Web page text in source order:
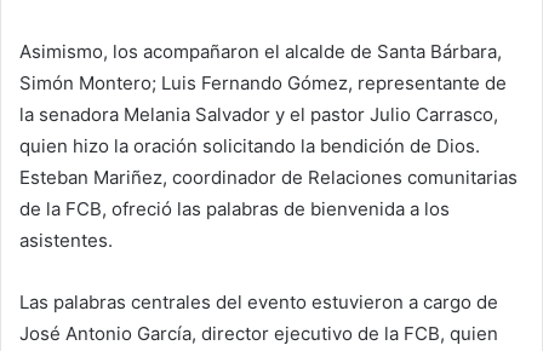
Asimismo, los acompañaron el alcalde de Santa Bárbara,
Simón Montero; Luis Fernando Gómez, representante de
la senadora Melania Salvador y el pastor Julio Carrasco,
quien hizo la oración solicitando la bendición de Dios.
Esteban Mariñez, coordinador de Relaciones comunitarias
de la FCB, ofreció las palabras de bienvenida a los
asistentes.
Las palabras centrales del evento estuvieron a cargo de
José Antonio García, director ejecutivo de la FCB, quien